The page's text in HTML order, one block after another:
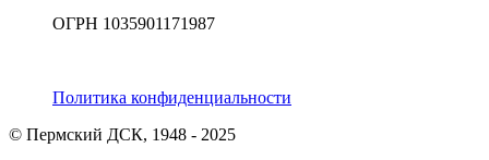
ОГРН 1035901171987
Политика конфиденциальности
© Пермский ДСК, 1948 - 2025